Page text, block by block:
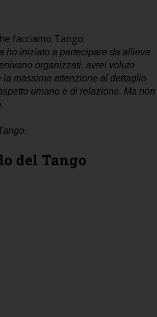
facciamo Tango
ho iniziato a partecipare da allieva
organizzati, avrei voluto
massima attenzione al dettaglio
umano e di relazione. Ma non
del Tango